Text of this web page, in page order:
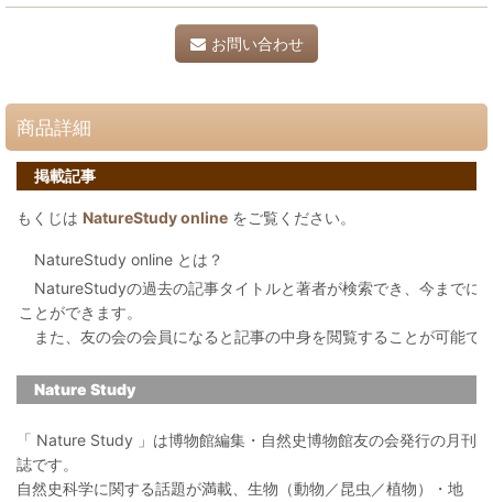
お問い合わせ
商品詳細
掲載記事
もくじは NatureStudy online をご覧ください。
NatureStudy online とは？
NatureStudyの過去の記事タイトルと著者が検索でき、今までに
ことができます。
また、友の会の会員になると記事の中身を閲覧することが可能で
Nature Study
「 Nature Study 」は博物館編集・自然史博物館友の会発行の月刊
誌です。
自然史科学に関する話題が満載、生物（動物／昆虫／植物）・地